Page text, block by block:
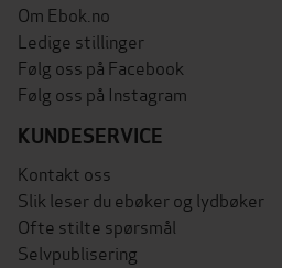
Om Ebok.no
Ledige stillinger
Følg oss på Facebook
Følg oss på Instagram
KUNDESERVICE
Kontakt oss
Slik leser du ebøker og lydbøker
Ofte stilte spørsmål
Selvpublisering